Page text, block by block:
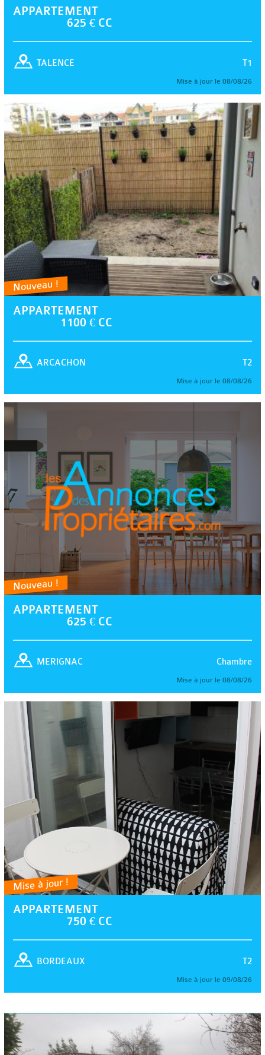
APPARTEMENT
625 € CC
T1
TALENCE
Mise à jour le 08/08/26
Nouveau !
APPARTEMENT
1100 € CC
T2
ARCACHON
Mise à jour le 08/08/26
Nouveau !
APPARTEMENT
625 € CC
Chambre
MERIGNAC
Mise à jour le 08/08/26
Mise à jour !
APPARTEMENT
750 € CC
T2
BORDEAUX
Mise à jour le 09/08/26